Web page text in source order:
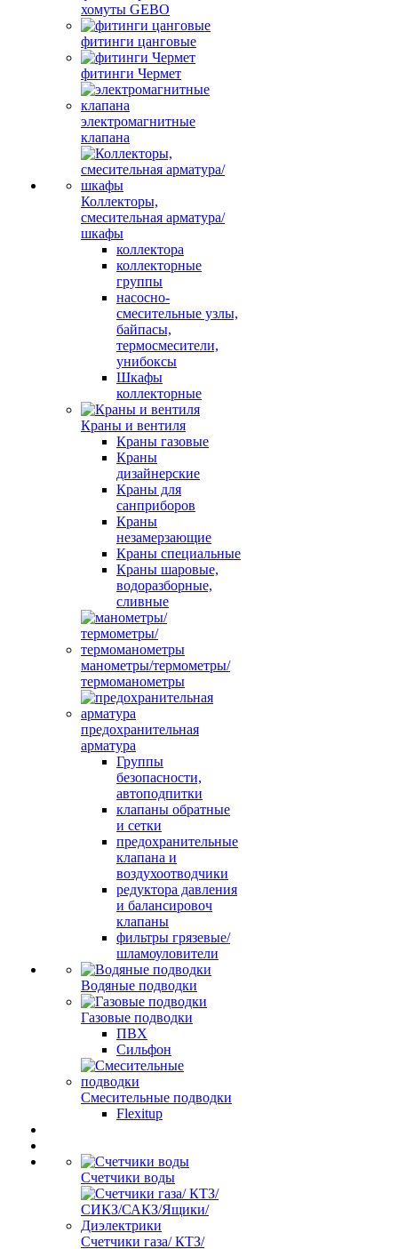
хомуты GEBO
фитинги цанговые
фитинги Чермет
электромагнитные
клапана
Коллекторы,
смесительная арматура/
шкафы
коллектора
коллекторные
группы
насосно-
смесительные узлы,
байпасы,
термосмесители,
унибоксы
Шкафы
коллекторные
Краны и вентиля
Краны газовые
Краны
дизайнерские
Краны для
санприборов
Краны
незамерзающие
Краны специальные
Краны шаровые,
водоразборные,
сливные
манометры/термометры/
термоманометры
предохранительная
арматура
Группы
безопасности,
автоподпитки
клапаны обратные
и сетки
предохранительные
клапана и
воздухоотводчики
редуктора давления
и балансировоч
клапаны
фильтры грязевые/
шламоуловители
Водяные подводки
Газовые подводки
ПВХ
Сильфон
Смесительные подводки
Flexitup
Счетчики воды
Счетчики газа/ КТЗ/